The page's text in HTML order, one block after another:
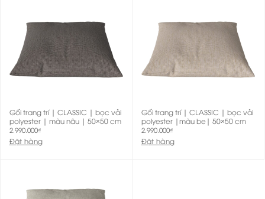
Gối trang trí | CLASSIC | bọc vải
polyester | màu nâu | 50×50 cm
2.990.000₫
Đặt hàng
Gối trang trí | CLASSIC | bọc vải
polyester |màu be| 50×50 cm
2.990.000₫
Đặt hàng